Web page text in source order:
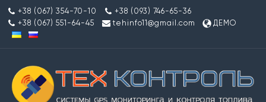
+38 (067) 354-70-10
+38 (093) 746-65-36
+38 (067) 551-64-45
tehinfo11@gmail.com ДЕМО